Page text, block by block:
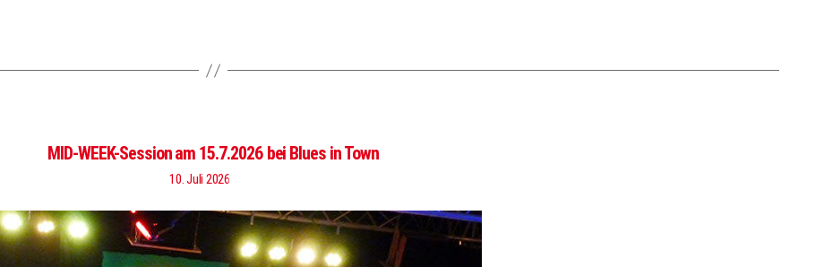
MID-WEEK-Session am 15.7.2026 bei Blues in Town
10. Juli 2026